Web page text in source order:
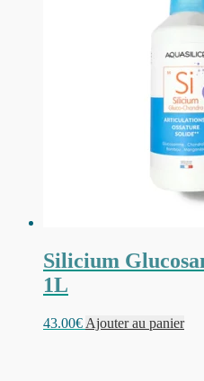
Silicium
1L
43.00€ Ajouter au panier